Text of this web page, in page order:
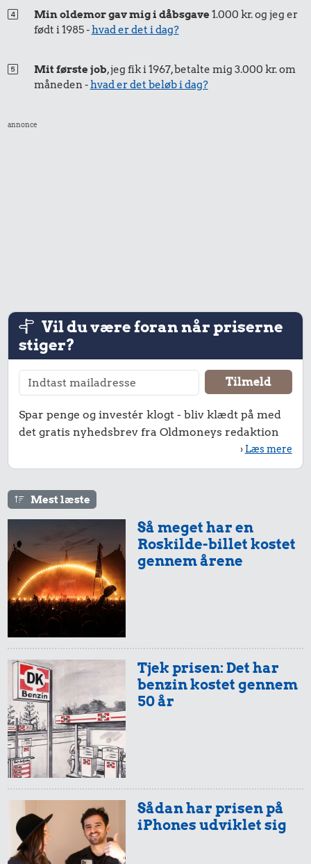
Min oldemor gav mig i dåbsgave1.000 kr. og jeg er
født i 1985 -hvad er det i dag?
Mit første job, jeg fik i 1967, betalte mig 3.000 kr. om
måneden -hvad er det beløb i dag?
annonce
Vil du være foran når priserne
stiger?
Spar penge og investér klogt - bliv klædt på med
det gratis nyhedsbrev fra Oldmoneys redaktion
› Læs mere
Mest læste
Så meget har en
Roskilde-billet kostet
gennem årene
Tjek prisen: Det har
benzin kostet gennem
50 år
Sådan har prisen på
iPhones udviklet sig